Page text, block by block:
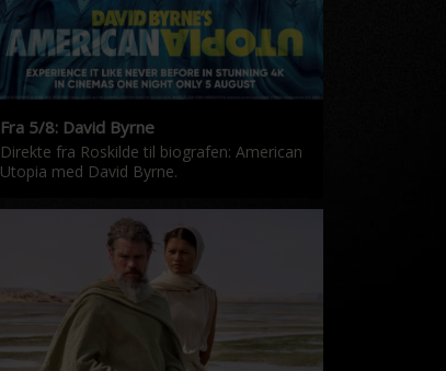
Fra 5/8: David Byrne
Direkte fra Roskilde til biografen: American
Utopia med David Byrne.